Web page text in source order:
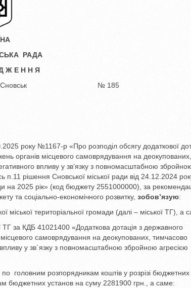
РАДА
Ж Е Н Н Я
м.Сновськ № 185
року №1167-р «Про розподіл обсягу додаткової
органів місцевого самоврядування на деокупованих,
впливу у зв’язку з повномасштабною
п.11 рішення Сновської міської ради від 24.12.2024
на 2025 рік» (код бюджету 2551000000), за
та соціально-економічного розвитку, зобов’язую:
міської територіальної громади (далі – міської ТГ), а
ТГ за КДБ 41021400 «Додаткова дотація з державного
самоврядування на деокупованих, тимчасово
у зв`язку з повномасштабною збройною агресією
головним розпорядникам коштів у розрізі бюджетних
бюджетних установ на суму 2281900 грн., а саме: